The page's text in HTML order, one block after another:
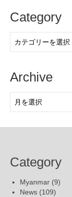
Category
Category
Archive
Archive
Category
Myanmar (9)
News (109)